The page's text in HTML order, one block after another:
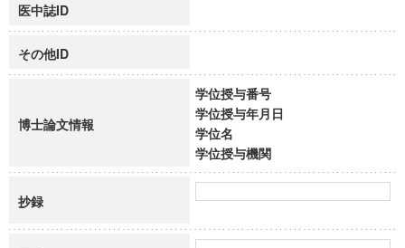
医中誌ID
その他ID
博士論文情報
学位授与番号
学位授与年月日
学位名
学位授与機関
抄録